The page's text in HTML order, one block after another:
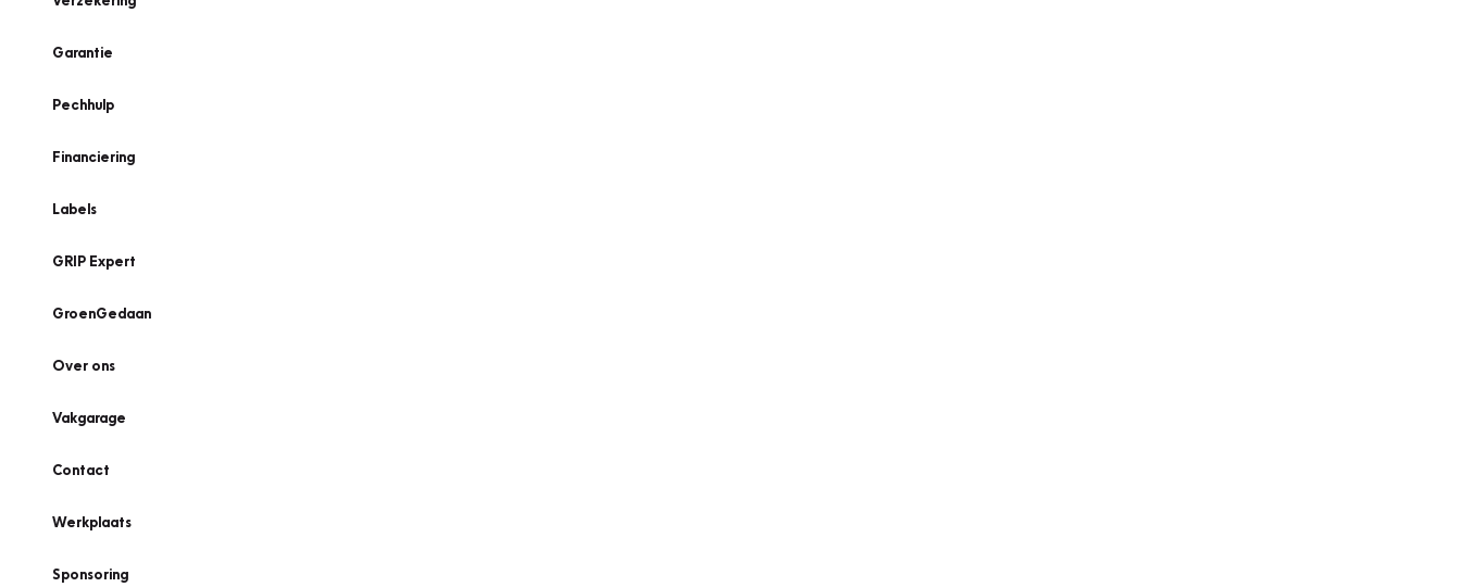
Garantie
Pechhulp
Financiering
Labels
GRIP Expert
GroenGedaan
Over ons
Vakgarage
Contact
Werkplaats
Sponsoring